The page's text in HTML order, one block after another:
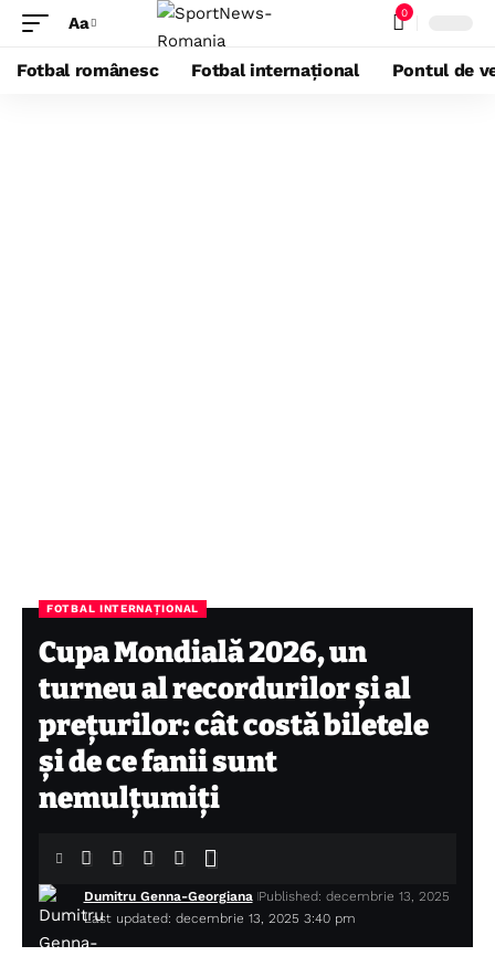
Aa 0
Fotbal românesc Fotbal internațional Pontul de
FOTBAL INTERNAȚIONAL
Cupa Mondială 2026, un
turneu al recordurilor și al
prețurilor: cât costă biletele
și de ce fanii sunt
nemulțumiți
Last updated: decembrie 13, 2025 3:40 pm
Dumitru Genna-Georgiana Published: decembrie 13, 2025